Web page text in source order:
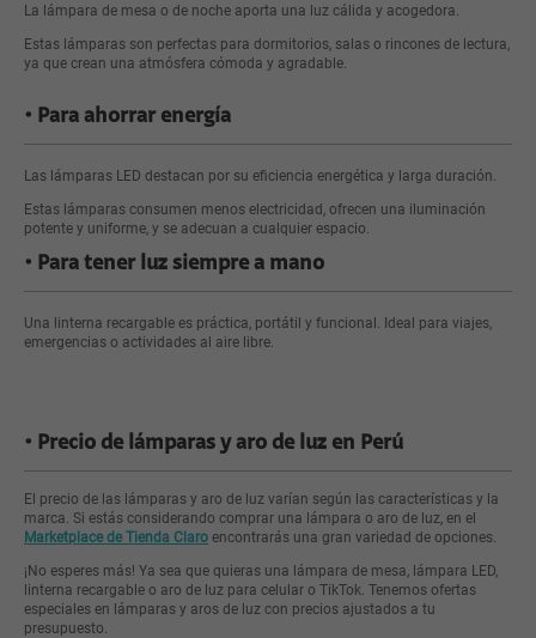
La lámpara de mesa o de noche aporta una luz cálida y acogedora.
Estas lámparas son perfectas para dormitorios, salas o rincones de lectura,
ya que crean una atmósfera cómoda y agradable.
Para ahorrar energía
Las lámparas LED destacan por su eficiencia energética y larga duración.
Estas lámparas consumen menos electricidad, ofrecen una iluminación
potente y uniforme, y se adecuan a cualquier espacio.
Para tener luz siempre a mano
Una linterna recargable es práctica, portátil y funcional. Ideal para viajes,
emergencias o actividades al aire libre.
Precio de lámparas y aro de luz en Perú
El precio de las lámparas y aro de luz varían según las características y la
marca. Si estás considerando comprar una lámpara o aro de luz, en el
Marketplace de Tienda Claro encontrarás una gran variedad de opciones.
¡No esperes más! Ya sea que quieras una lámpara de mesa, lámpara LED,
linterna recargable o aro de luz para celular o TikTok. Tenemos ofertas
especiales en lámparas y aros de luz con precios ajustados a tu
presupuesto.